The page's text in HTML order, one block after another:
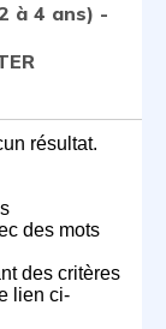
à 4 ans) -
résultat.
des mots
des critères
lien ci-